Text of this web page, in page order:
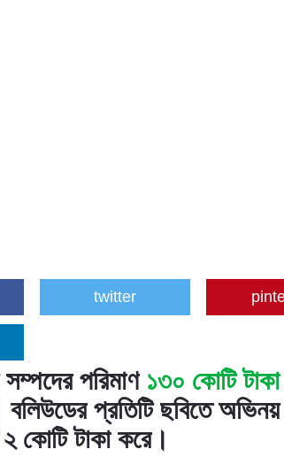
twitter
পরিমাণ ১৩০ কোটি টাকা
প্রতিটি ছবিতে
কোটি টাকা করে।